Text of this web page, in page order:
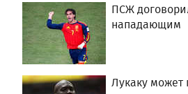
ПСЖ
нападающим
Лукаку может